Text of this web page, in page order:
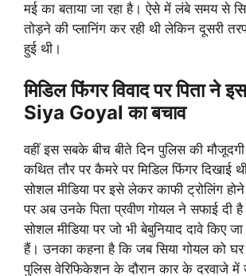
मई का बताया जा रहा है। ऐसे में लंबे समय से
तोड़ने की प्लानिंग कर रही थी लेकिन दूसरी
हुई थी।
मिडिल फिंगर विवाद पर पिता ने
Siya Goyal का बचाव
वहीं इस सबके बीच बीते दिन पुलिस की
कथित तौर पर कैमरे पर मिडिल फिंगर दिखाई
सोशल मीडिया पर इसे लेकर काफी ट्रोलिंग
पर अब उनके पिता प्रवीण गोयल ने सफाई दी
सोशल मीडिया पर जो भी बेबुनियाद दावे किए
हैं। उनका कहना है कि जब सिया गोयल को घर
पुलिस वेरिफिकेशन के दौरान कार के दरवाजे में